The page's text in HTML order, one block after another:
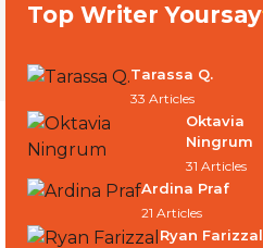
Top Writer Yoursay
Tarassa Q.
33 Articles
Oktavia
Ningrum
31 Articles
Ardina Praf
21 Articles
Ryan Farizzal